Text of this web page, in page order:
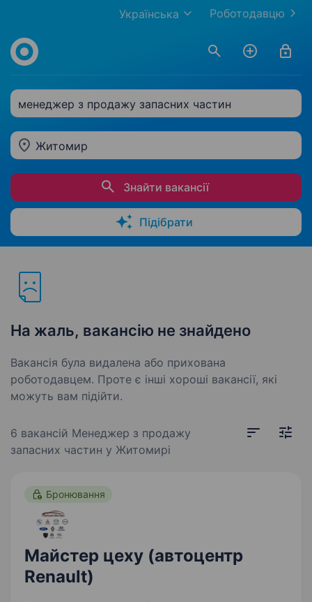
Роботодавцю
Українська
менеджер з продажу запасних частин
Житомир
Знайти вакансії
Підібрати
На жаль, вакансію не знайдено
Вакансія була видалена або прихована
роботодавцем. Проте є інші хороші вакансії, які
можуть вам підійти.
6 вакансій Менеджер з продажу
запасних частин у Житомирі
Бронювання
Майстер цеху (автоцентр
Renault)